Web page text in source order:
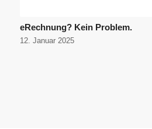
eRechnung? Kein Problem.
12. Januar 2025